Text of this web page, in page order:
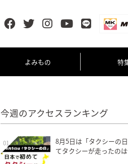
よみもの 特
今週のアクセスランキング
01
8月5日は「タクシーの
てタクシーが走ったの